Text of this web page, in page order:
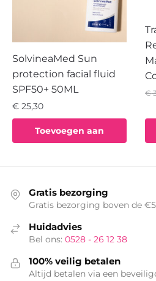
SolvineaMed Sun
protection facial fluid
SPF50+ 50ML
€ 25,30
Toevoegen aan
€
Gratis bezorging
Gratis bezorging boven de
Huidadvies
Bel ons: 0528 - 26 12 38
100% veilig betalen
Altijd betalen via een